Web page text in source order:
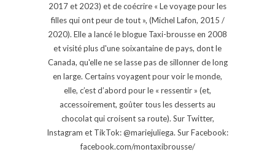
2017 et 2023) et de coécrire « Le voyage pour les
filles qui ont peur de tout », (Michel Lafon, 2015 /
2020). Elle a lancé le blogue Taxi-brousse en 2008
et visité plus d'une soixantaine de pays, dont le
Canada, qu'elle ne se lasse pas de sillonner de long
en large. Certains voyagent pour voir le monde,
elle, c’est d’abord pour le « ressentir » (et,
accessoirement, goûter tous les desserts au
chocolat qui croisent sa route). Sur Twitter,
Instagram et TikTok: @mariejuliega. Sur Facebook:
facebook.com/montaxibrousse/